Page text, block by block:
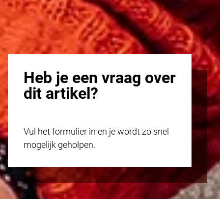
Heb je een vraag over
dit artikel?
Vul het formulier in en je wordt zo snel
mogelijk geholpen.